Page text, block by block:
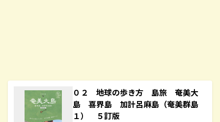
０２ 地球の歩き方 島旅 奄美大
島 喜界島 加計呂麻島（奄美群島
１） ５訂版